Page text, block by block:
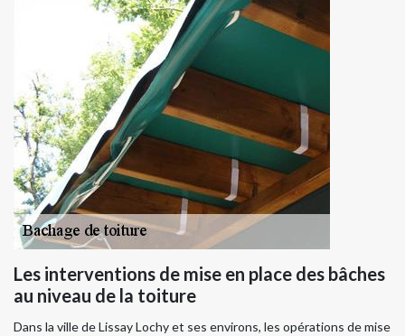
Les interventions de mise en place des bâches
au niveau de la toiture
Dans la ville de Lissay Lochy et ses environs, les opérations de mise